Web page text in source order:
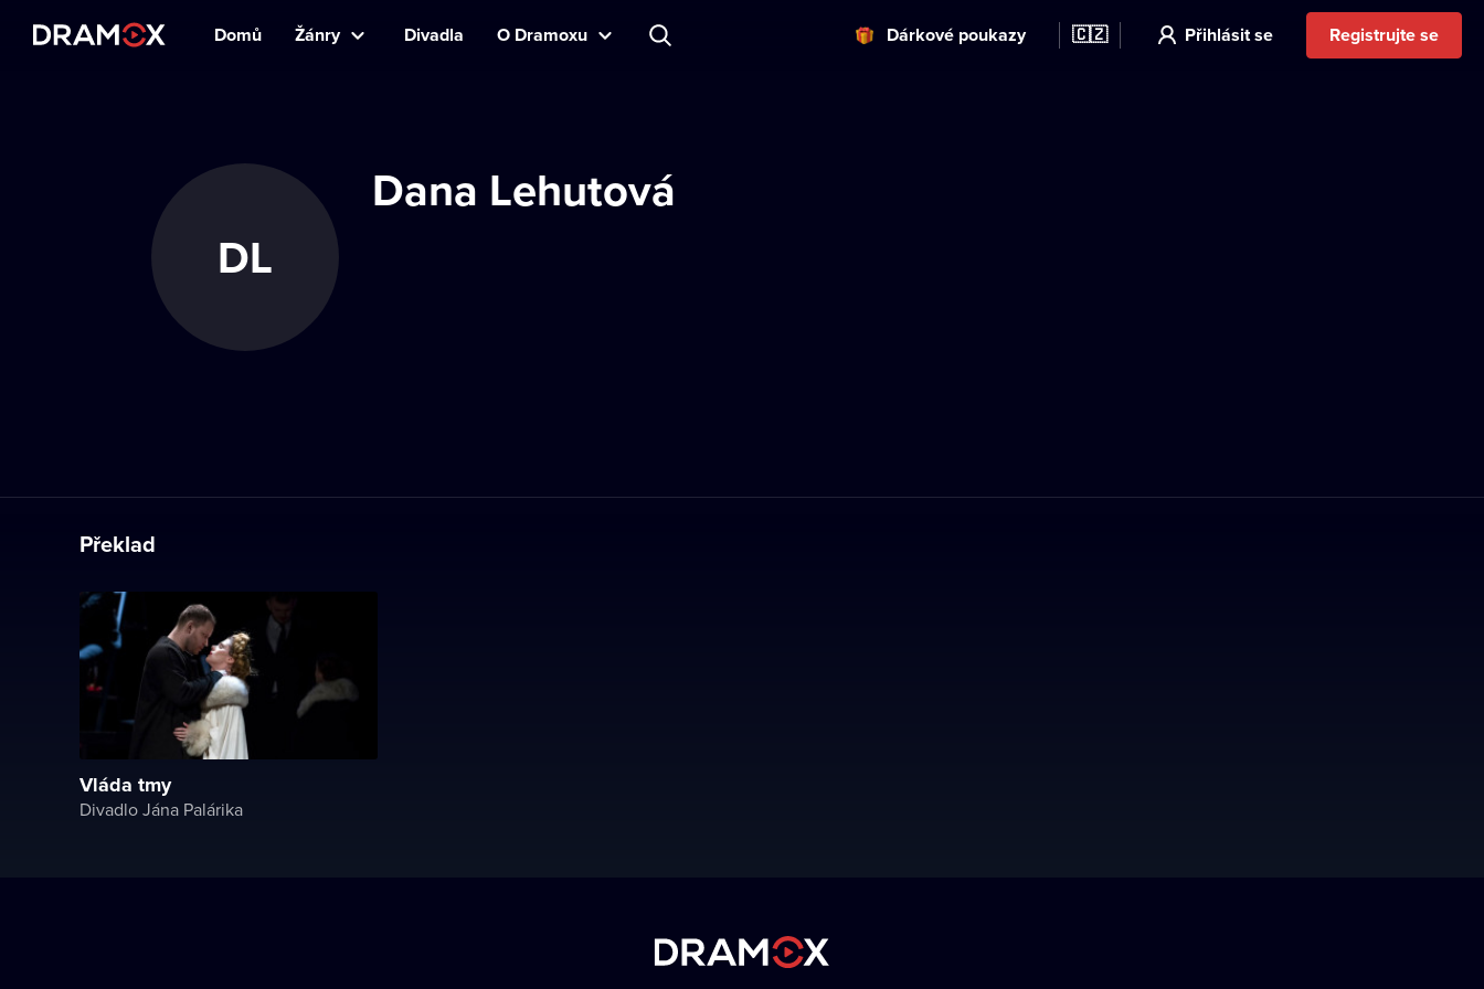
Domů Žánry Divadla O Dramoxu Dárkové poukazy 🇨🇿 Přihlásit se Registrujte se
DL
Dana Lehutová
Překlad
Vláda tmy
Divadlo Jána Palárika